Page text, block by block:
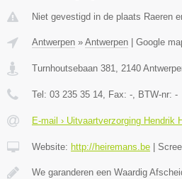
Niet gevestigd in de plaats Raeren
Antwerpen » Antwerpen Google
Turnhoutsebaan 381 2140
Tel: 03 235 35 14 , Fax: - , BTW-nr: -
E-mail › Uitvaartverzorging Hendrik
Website: http://heiremans.be
We garanderen een Waardig